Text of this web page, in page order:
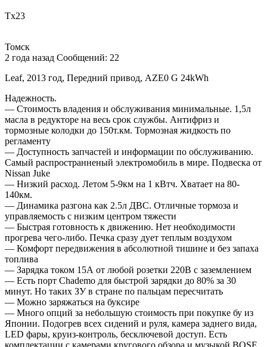
Tx23
Томск
2 года назад Сообщений: 22
Leaf, 2013 год, Передний привод, AZE0 G 24kWh
Надежность.
— Стоимость владения и обслуживания минимальные. 1,5л
масла в редукторе на весь срок службы. Антифриз и
тормозные колодки до 150т.км. Тормозная жидкость по
регламенту
— Доступность запчастей и информации по обслуживанию.
Самый распространненый электромобиль в мире. Подвеска от
Nissan Juke
— Низкий расход. Летом 5-9км на 1 кВтч. Хватает на 80-
140км.
— Динамика разгона как 2.5л ДВС. Отличные тормоза и
управляемость с низким центром тяжести
— Быстрая готовность к движению. Нет необходимости
прогрева чего-либо. Печка сразу дует теплым воздухом
— Комфорт передвижения в абсолютной тишине и без запаха
топлива
— Зарядка током 15А от любой розетки 220В с заземлением
— Есть порт Chademo для быстрой зарядки до 80% за 30
минут. Но таких ЗУ в стране по пальцам пересчитать
— Можно заряжаться на буксире
— Много опций за небольшую стоимость при покупке бу из
Японии. Подогрев всех сидений и руля, камера заднего вида,
LED фары, круиз-контроль, бесключевой доступ. Есть
комплектации с камерами кругового обзора и музыкой BOSE